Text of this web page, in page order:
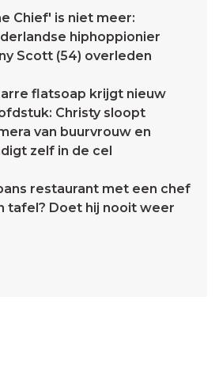
Chief' is niet meer:
hiphoppionier
Scott (54) overleden
flatsoap krijgt nieuw
Christy sloopt
van buurvrouw en
zelf in de cel
restaurant met een chef
tafel? Doet hij nooit weer